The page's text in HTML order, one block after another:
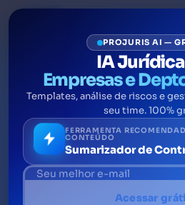
Auditoria
como funciona e
importância
A auditoria jurídica é um
PROJURIS AI —
IA
Empresas e
Templates, análise de riscos e
seu time. 100%
FERRAMENTA
CONTEÚDO
Sumarizador de
Acessar